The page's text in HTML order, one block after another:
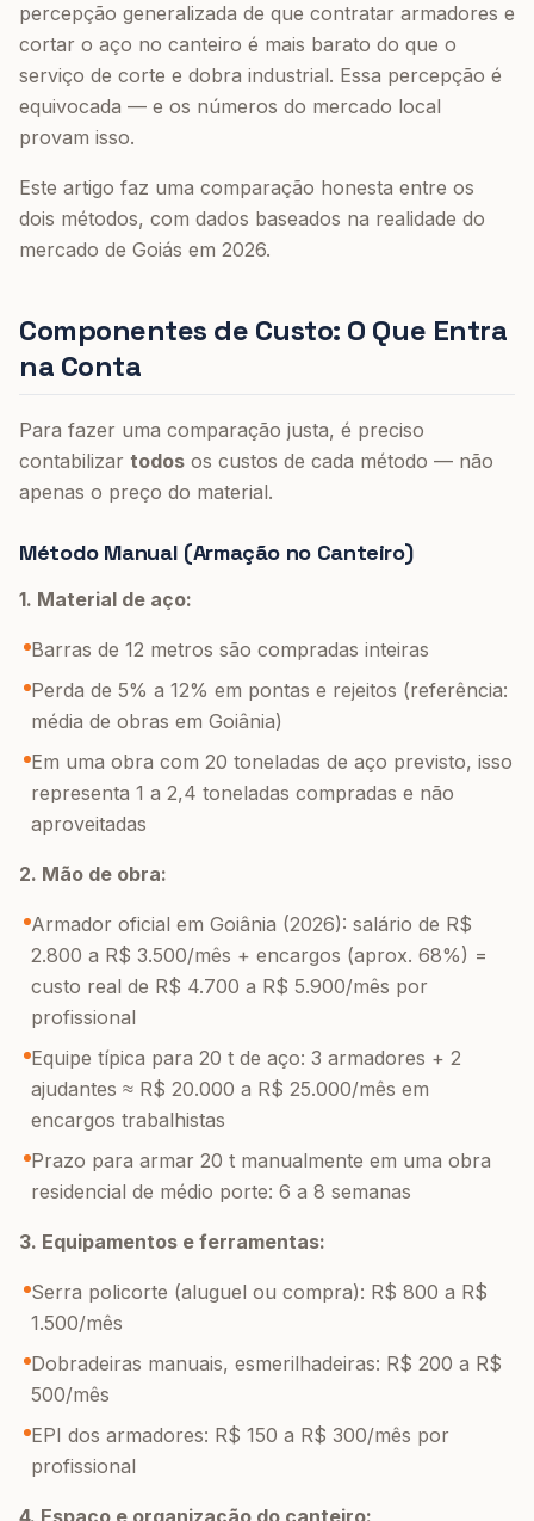
percepção generalizada de que contratar armadores e
cortar o aço no canteiro é mais barato do que o
serviço de corte e dobra industrial. Essa percepção é
equivocada — e os números do mercado local
provam isso.
Este artigo faz uma comparação honesta entre os
dois métodos, com dados baseados na realidade do
mercado de Goiás em 2026.
Componentes de Custo: O Que Entra
na Conta
Para fazer uma comparação justa, é preciso
contabilizar todos os custos de cada método — não
apenas o preço do material.
Método Manual (Armação no Canteiro)
1. Material de aço:
Barras de 12 metros são compradas inteiras
Perda de 5% a 12% em pontas e rejeitos (referência:
média de obras em Goiânia)
Em uma obra com 20 toneladas de aço previsto, isso
representa 1 a 2,4 toneladas compradas e não
aproveitadas
2. Mão de obra:
Armador oficial em Goiânia (2026): salário de R$
2.800 a R$ 3.500/mês + encargos (aprox. 68%) =
custo real de R$ 4.700 a R$ 5.900/mês por
profissional
Equipe típica para 20 t de aço: 3 armadores + 2
ajudantes ≈ R$ 20.000 a R$ 25.000/mês em
encargos trabalhistas
Prazo para armar 20 t manualmente em uma obra
residencial de médio porte: 6 a 8 semanas
3. Equipamentos e ferramentas:
Serra policorte (aluguel ou compra): R$ 800 a R$
1.500/mês
Dobradeiras manuais, esmerilhadeiras: R$ 200 a R$
500/mês
EPI dos armadores: R$ 150 a R$ 300/mês por
profissional
4. Espaço e organização do canteiro: